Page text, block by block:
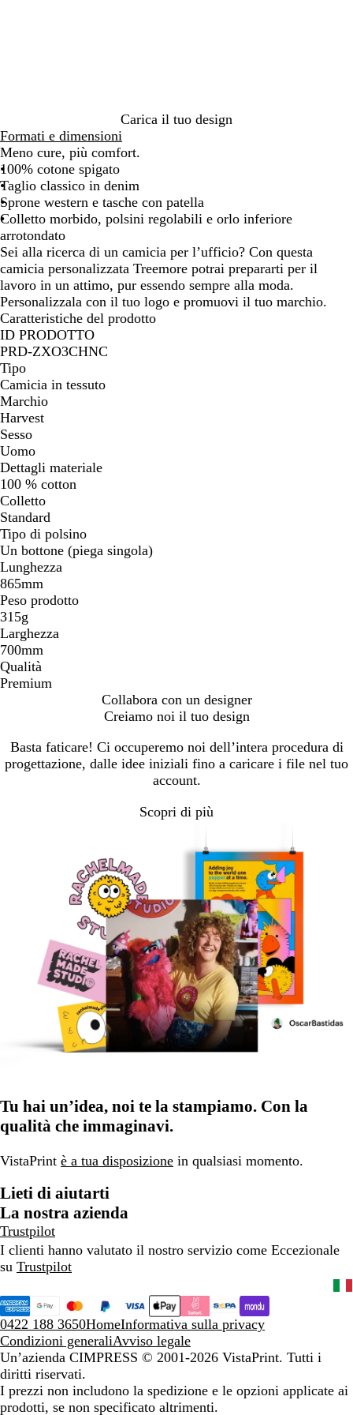
Carica il tuo design
Formati e dimensioni
Meno cure, più comfort.
100% cotone spigato
Taglio classico in denim
Sprone western e tasche con patella
Colletto morbido, polsini regolabili e orlo inferiore
arrotondato
Sei alla ricerca di un camicia per l’ufficio? Con questa
camicia personalizzata Treemore potrai prepararti per il
lavoro in un attimo, pur essendo sempre alla moda.
Personalizzala con il tuo logo e promuovi il tuo marchio.
Caratteristiche del prodotto
ID PRODOTTO
PRD-ZXO3CHNC
Tipo
Camicia in tessuto
Marchio
Harvest
Sesso
Uomo
Dettagli materiale
100 % cotton
Colletto
Standard
Tipo di polsino
Un bottone (piega singola)
Lunghezza
865mm
Peso prodotto
315g
Larghezza
700mm
Qualità
Premium
Collabora con un designer
Creiamo noi il tuo design
Basta faticare! Ci occuperemo noi dell’intera procedura di
progettazione, dalle idee iniziali fino a caricare i file nel tuo
account.
Scopri di più
Tu hai un’idea, noi te la stampiamo. Con la
qualità che immaginavi.
VistaPrint è a tua disposizione in qualsiasi momento.
Lieti di aiutarti
La nostra azienda
Trustpilot
I clienti hanno valutato il nostro servizio come Eccezionale
su Trustpilot
0422 188 3650HomeInformativa sulla privacy
Condizioni generaliAvviso legale
Un’azienda CIMPRESS © 2001-2026 VistaPrint. Tutti i
diritti riservati.
I prezzi non includono la spedizione e le opzioni applicate ai
prodotti, se non specificato altrimenti.